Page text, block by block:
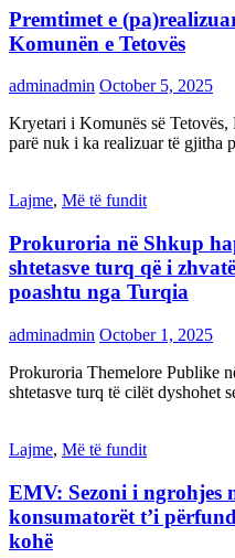
Premtimet e
Komunën e Tetovës
adminadmin October 5, 2025
Kryetari i Komunës së
parë nuk i ka realizuar të gjitha
Lajme, Më të fundit
Prokuroria në Shkup
shtetasve turq që i
poashtu nga Turqia
adminadmin October 1, 2025
Prokuroria Themelore Publike
shtetasve turq të cilët dyshohet
Lajme, Më të fundit
EMV: Sezoni i ngrohjes
konsumatorët t’i
kohë